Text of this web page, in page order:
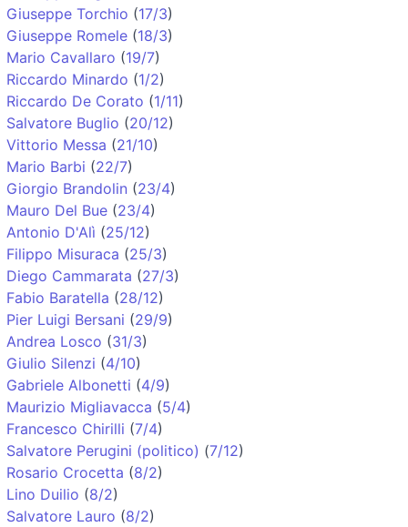
Giuseppe Torchio (17/3)
Giuseppe Romele (18/3)
Mario Cavallaro (19/7)
Riccardo Minardo (1/2)
Riccardo De Corato (1/11)
Salvatore Buglio (20/12)
Vittorio Messa (21/10)
Mario Barbi (22/7)
Giorgio Brandolin (23/4)
Mauro Del Bue (23/4)
Antonio D'Alì (25/12)
Filippo Misuraca (25/3)
Diego Cammarata (27/3)
Fabio Baratella (28/12)
Pier Luigi Bersani (29/9)
Andrea Losco (31/3)
Giulio Silenzi (4/10)
Gabriele Albonetti (4/9)
Maurizio Migliavacca (5/4)
Francesco Chirilli (7/4)
Salvatore Perugini (politico) (7/12)
Rosario Crocetta (8/2)
Lino Duilio (8/2)
Salvatore Lauro (8/2)